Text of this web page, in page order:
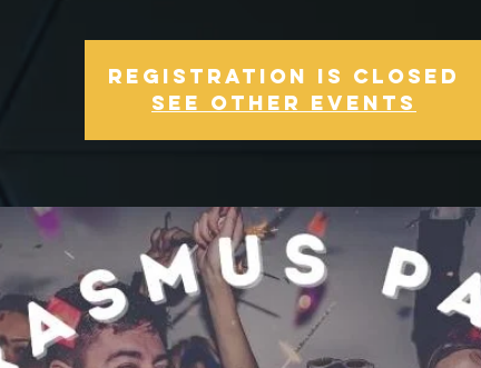
Registration is Closed
See other events